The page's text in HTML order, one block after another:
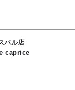
パル店
caprice